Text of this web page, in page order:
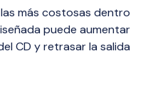
más costosas dentro
puede aumentar
CD y retrasar la salida